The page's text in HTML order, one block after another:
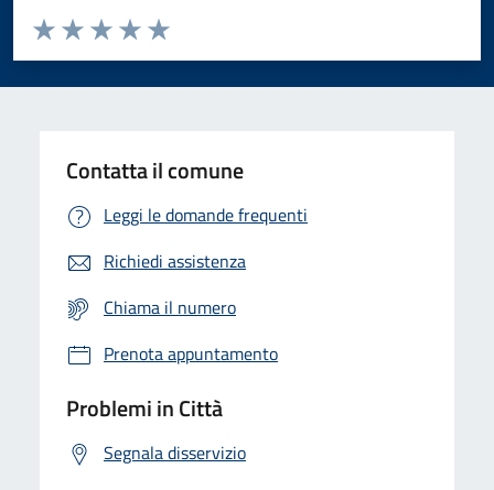
Domanda
Valuta da 1 a 5 stelle la pagina
Valuta 5 stelle su 5
Valuta 4 stelle su 5
Valuta 3 stelle su 5
Valuta 2 stelle su 5
Valuta 1 stelle su 5
Contatta il comune
Leggi le domande frequenti
Richiedi assistenza
Chiama il numero
Prenota appuntamento
Problemi in Città
Segnala disservizio